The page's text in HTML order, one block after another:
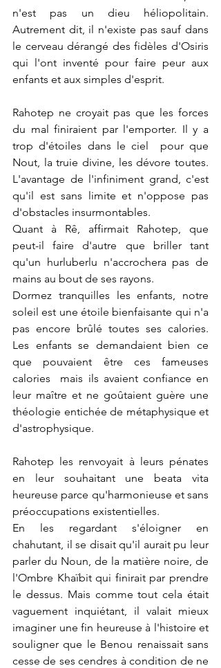
n'est pas un dieu héliopolitain.
Autrement dit, il n'existe pas sauf dans
le cerveau dérangé des fidèles d'Osiris
qui l'ont inventé pour faire peur aux
enfants et aux simples d'esprit.
Rahotep ne croyait pas que les forces
du mal finiraient par l'emporter. Il y a
trop d'étoiles dans le ciel  pour que
Nout, la truie divine, les dévore toutes.
L'avantage de l'infiniment grand, c'est
qu'il est sans limite et n'oppose pas
d'obstacles insurmontables.
Quant à Rê, affirmait Rahotep, que
peut-il faire d'autre que briller tant
qu'un hurluberlu n'accrochera pas de
mains au bout de ses rayons.
Dormez tranquilles les enfants, notre
soleil est une étoile bienfaisante qui n'a
pas encore brûlé toutes ses calories.
Les enfants se demandaient bien ce
que pouvaient être ces fameuses
calories  mais ils avaient confiance en
leur maître et ne goûtaient guère une
théologie entichée de métaphysique et
d'astrophysique.
Rahotep les renvoyait à leurs pénates
en leur souhaitant une beata vita
heureuse parce qu'harmonieuse et sans
préoccupations existentielles.
En les regardant s'éloigner en
chahutant, il se disait qu'il aurait pu leur
parler du Noun, de la matière noire, de
l'Ombre Khaïbit qui finirait par prendre
le dessus. Mais comme tout cela était
vaguement inquiétant, il valait mieux
imaginer une fin heureuse à l'histoire et
souligner que le Benou renaissait sans
cesse de ses cendres à condition de ne